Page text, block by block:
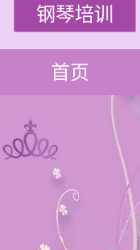
钢琴培训
首页